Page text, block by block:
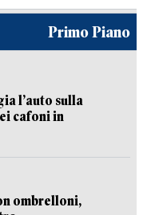
Primo Piano
l’auto sulla
cafoni in
ombrelloni,